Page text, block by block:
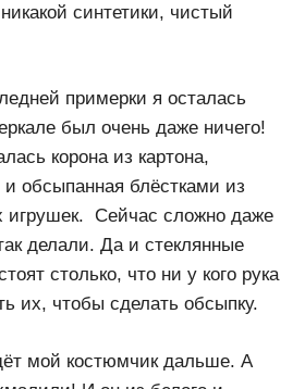
синтетики, чистый
примерки я осталась
был очень даже ничего!
корона из картона,
обсыпанная блёстками из
игрушек. Сейчас сложно даже
делали. Да и стеклянные
столько, что ни у кого рука
их, чтобы сделать обсыпку.
мой костюмчик дальше. А